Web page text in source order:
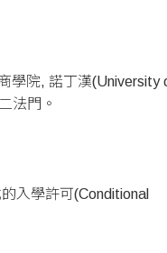
學院, 諾丁漢(University
法門。
入學許可(Conditional